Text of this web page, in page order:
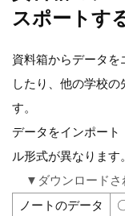
スポートす
資料箱からデータ
したり、他の学校
す。
データをインポート
ル形式が異なります。
▼ダウンロードさ
ノートのデータ